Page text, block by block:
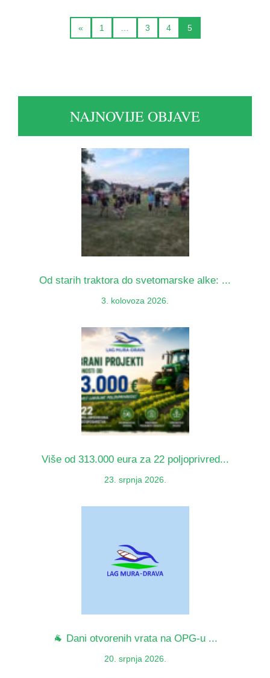
« 1 3 4 5
NAJNOVIJE OBJAVE
Od starih traktora do svetomarske alke: ...
3. kolovoza 2026.
Više od 313.000 eura za 22 poljoprivred...
23. srpnja 2026.
🐐 Dani otvorenih vrata na OPG-u ...
20. srpnja 2026.